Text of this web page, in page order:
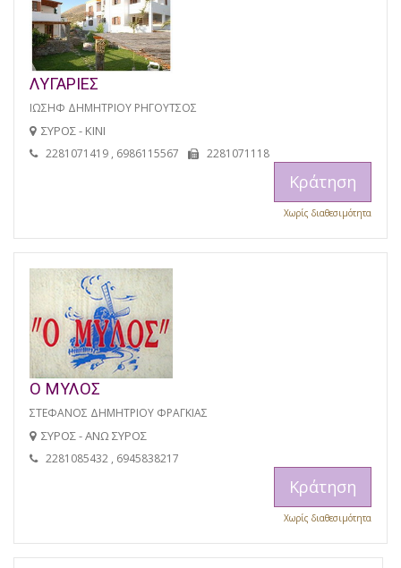
ΛΥΓΑΡΙΕΣ
ΙΩΣΗΦ ΔΗΜΗΤΡΙΟΥ ΡΗΓΟΥΤΣΟΣ
ΣΥΡΟΣ - ΚΙΝΙ
2281071419 , 6986115567 2281071118
Κράτηση
Χωρίς διαθεσιμότητα
Ο ΜΥΛΟΣ
ΣΤΕΦΑΝΟΣ ΔΗΜΗΤΡΙΟΥ ΦΡΑΓΚΙΑΣ
ΣΥΡΟΣ - ΑΝΩ ΣΥΡΟΣ
2281085432 , 6945838217
Κράτηση
Χωρίς διαθεσιμότητα